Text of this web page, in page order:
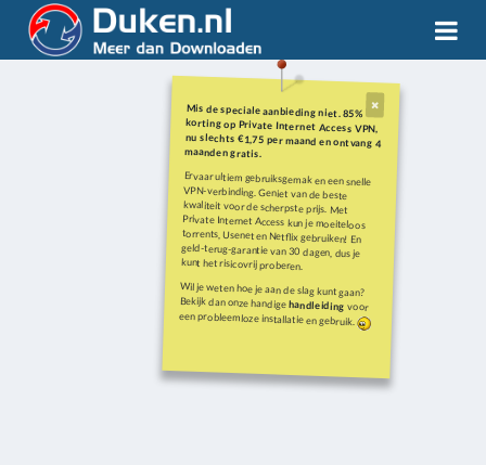
Mis de speciale aanbieding niet. 85%
korting op Private Internet Access VPN,
nu slechts €1,75 per maand en ontvang 4
maanden gratis.
Ervaar ultiem gebruiksgemak en een snelle
VPN-verbinding. Geniet van de beste
kwaliteit voor de scherpste prijs. Met
Private Internet Access kun je moeiteloos
torrents, Usenet en Netflix gebruiken! En
geld-terug-garantie van 30 dagen, dus je
kunt het risicovrij proberen.
Wil je weten hoe je aan de slag kunt gaan?
Bekijk dan onze handigehandleiding voor
een probleemloze installatie en gebruik.